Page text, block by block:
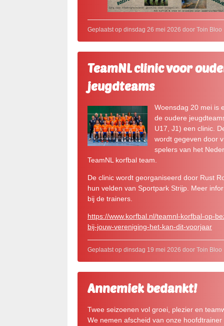
Geplaatst op dinsdag 26 mei 2026 door Toin Bloo
TeamNL clinic voor
jeugdteams
Woensdag 20 mei is
de oudere
U17, J1) een clinic.
wordt gegeven door
spelers van het
TeamNL korfbal team.
De clinic wordt georganiseerd door Rust
hun velden van Sportpark Strijp. Meer
bij de trainers.
https://www.korfbal.nl/teamnl-korfbal-op-
bij-jouw-vereniging-het-kan-dit-voorjaar
Geplaatst op dinsdag 19 mei 2026 door Toin Bloo
Annemiek bedankt!
Twee seizoenen vol groei, plezier en
We nemen afscheid van onze hoofdtrainer